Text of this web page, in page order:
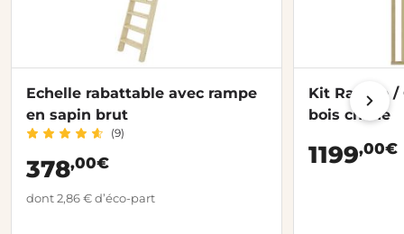
Echelle rabattable avec rampe
en sapin brut
(9)
378,00€
dont 2,86 € d’éco-part
Kit Rampe /
bois chêne
1199,00€